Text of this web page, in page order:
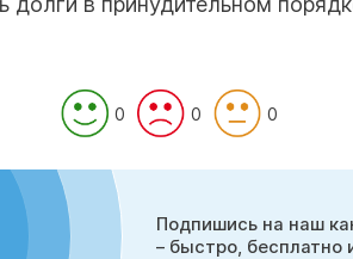
0 0 0
Подпишись на наш
– быстро, бесплатно